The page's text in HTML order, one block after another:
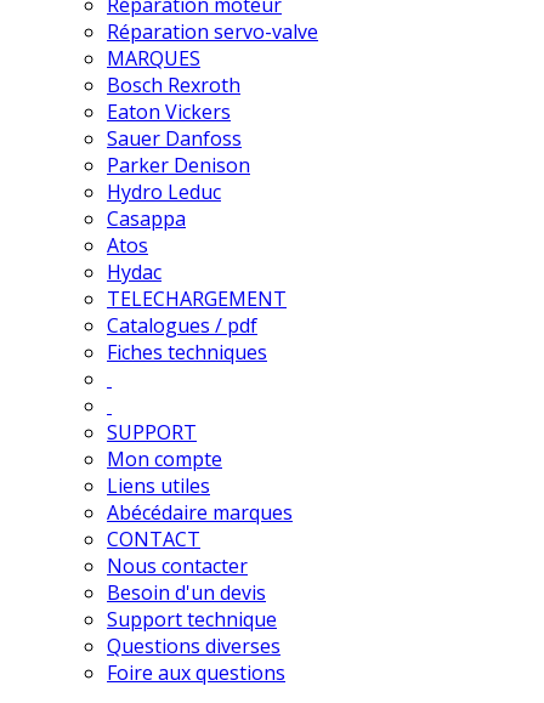
Réparation servo-valve
MARQUES
Bosch Rexroth
Eaton Vickers
Sauer Danfoss
Parker Denison
Hydro Leduc
Casappa
Atos
Hydac
TELECHARGEMENT
Catalogues / pdf
Fiches techniques
SUPPORT
Mon compte
Liens utiles
Abécédaire marques
CONTACT
Nous contacter
Besoin d'un devis
Support technique
Questions diverses
Foire aux questions